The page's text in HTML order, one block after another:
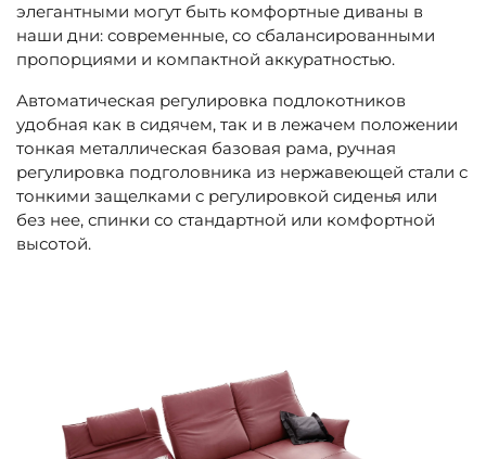
элегантными могут быть комфортные диваны в
наши дни: современные, со сбалансированными
пропорциями и компактной аккуратностью.
Автоматическая регулировка подлокотников
удобная как в сидячем, так и в лежачем положении
тонкая металлическая базовая рама, ручная
регулировка подголовника из нержавеющей стали с
тонкими защелками с регулировкой сиденья или
без нее, спинки со стандартной или комфортной
высотой.